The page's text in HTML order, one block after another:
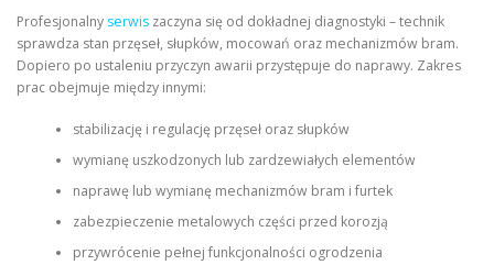
Profesjonalny serwis zaczyna się od dokładnej diagnostyki – technik
sprawdza stan przęseł, słupków, mocowań oraz mechanizmów bram.
Dopiero po ustaleniu przyczyn awarii przystępuje do naprawy. Zakres
prac obejmuje między innymi:
stabilizację i regulację przęseł oraz słupków
wymianę uszkodzonych lub zardzewiałych elementów
naprawę lub wymianę mechanizmów bram i furtek
zabezpieczenie metalowych części przed korozją
przywrócenie pełnej funkcjonalności ogrodzenia